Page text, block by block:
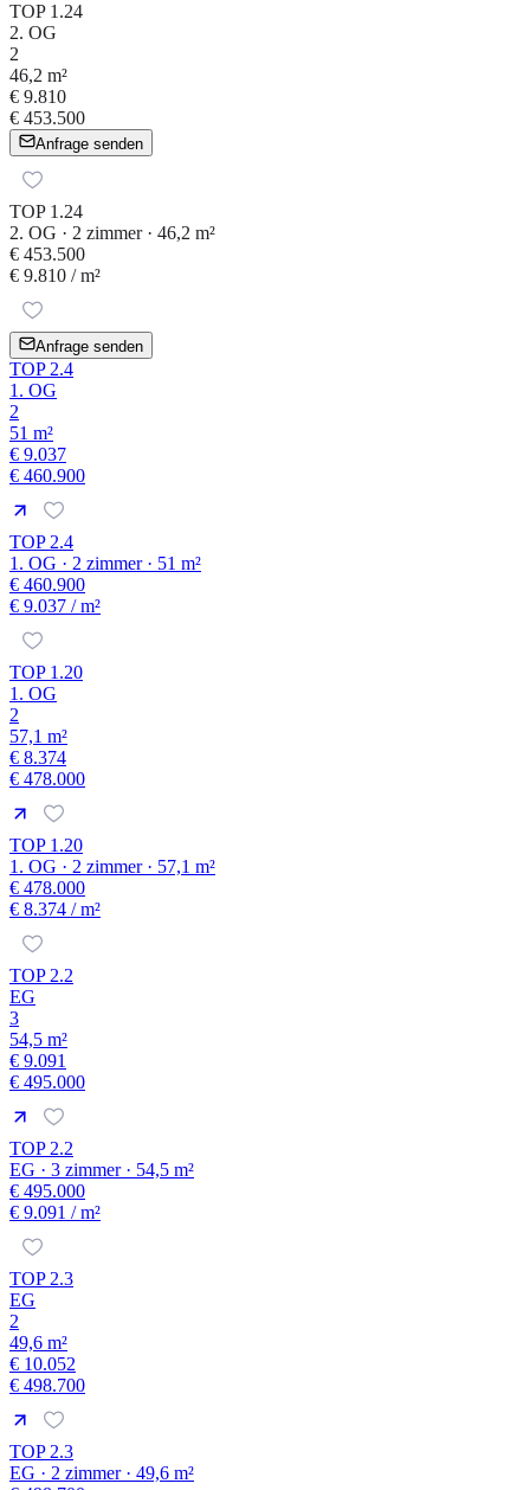
TOP 1.24
2. OG
2
46,2 m²
€ 9.810
€ 453.500
Anfrage senden
TOP 1.24
2. OG · 2 zimmer · 46,2 m²
€ 453.500
€ 9.810 / m²
Anfrage senden
TOP 2.4
1. OG
2
51 m²
€ 9.037
€ 460.900
TOP 2.4
1. OG · 2 zimmer · 51 m²
€ 460.900
€ 9.037 / m²
TOP 1.20
1. OG
2
57,1 m²
€ 8.374
€ 478.000
TOP 1.20
1. OG · 2 zimmer · 57,1 m²
€ 478.000
€ 8.374 / m²
TOP 2.2
EG
3
54,5 m²
€ 9.091
€ 495.000
TOP 2.2
EG · 3 zimmer · 54,5 m²
€ 495.000
€ 9.091 / m²
TOP 2.3
EG
2
49,6 m²
€ 10.052
€ 498.700
TOP 2.3
EG · 2 zimmer · 49,6 m²